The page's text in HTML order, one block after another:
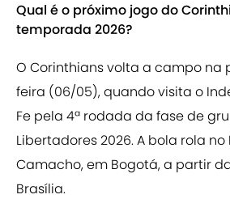
Qual é o próximo jogo do
temporada 2026?
O Corinthians volta a campo na
feira (06/05), quando visita o
Fe pela 4ª rodada da fase de
Libertadores 2026. A bola rola
Camacho, em Bogotá, a partir
Brasília.